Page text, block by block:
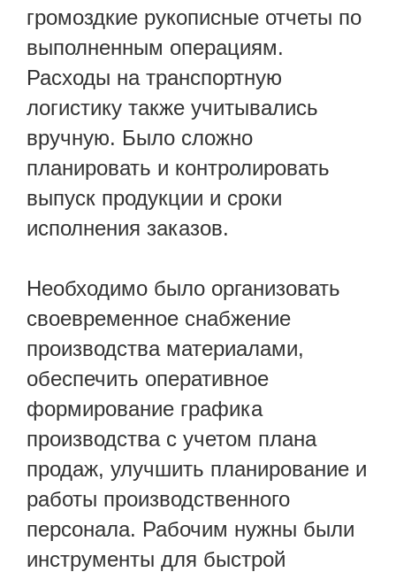
громоздкие рукописные отчеты по
выполненным операциям.
Расходы на транспортную
логистику также учитывались
вручную. Было сложно
планировать и контролировать
выпуск продукции и сроки
исполнения заказов.
Необходимо было организовать
своевременное снабжение
производства материалами,
обеспечить оперативное
формирование графика
производства с учетом плана
продаж, улучшить планирование и
работы производственного
персонала. Рабочим нужны были
инструменты для быстрой